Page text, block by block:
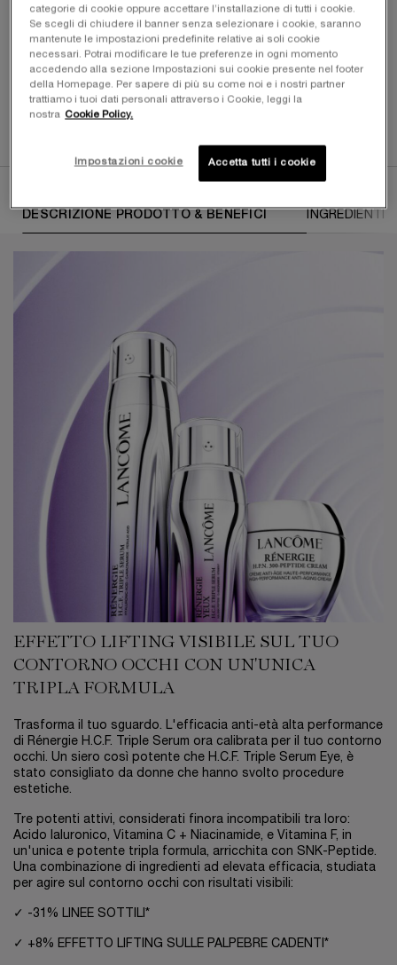
LA TUA BELLEZZA, OVUNQUE TU VADA​ ️️️
I TUOI ESSENZIALI ON-THE-GO PER UN'ESTATE
RADIOSA​
ACQUISTA ORA
PDP Tabs
DESCRIZIONE PRODOTTO & BENEFICI INGREDIENTI
EFFETTO LIFTING VISIBILE SUL TUO
CONTORNO OCCHI CON UN'UNICA
TRIPLA FORMULA
Trasforma il tuo sguardo. L'efficacia anti-età alta performance
di Rénergie H.C.F. Triple Serum ora calibrata per il tuo contorno
occhi. Un siero così potente che H.C.F. Triple Serum Eye, è
stato consigliato da donne che hanno svolto procedure
estetiche.
Tre potenti attivi, considerati finora incompatibili tra loro:
Acido Ialuronico, Vitamina C + Niacinamide, e Vitamina F, in
un'unica e potente tripla formula, arricchita con SNK-Peptide.
Una combinazione di ingredienti ad elevata efficacia, studiata
per agire sul contorno occhi con risultati visibili:
✓ -31% LINEE SOTTILI*
✓ +8% EFFETTO LIFTING SULLE PALPEBRE CADENTI*
categorie di cookie oppure accettare l’installazione di tutti i cookie.
Se scegli di chiudere il banner senza selezionare i cookie, saranno
mantenute le impostazioni predefinite relative ai soli cookie
necessari. Potrai modificare le tue preferenze in ogni momento
accedendo alla sezione Impostazioni sui cookie presente nel footer
della Homepage. Per sapere di più su come noi e i nostri partner
trattiamo i tuoi dati personali attraverso i Cookie, leggi la
nostra Cookie Policy.
Impostazioni cookie Accetta tutti i cookie